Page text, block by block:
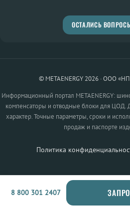
ОСТАЛИСЬ
© METAENERGY 2026 · ООО
Информационный портал METAENERGY:
компенсаторы и отводные блоки для ЦОД.
характер. Точные параметры, сроки и
продаж и паспорте
Политика
8 800 301 2407